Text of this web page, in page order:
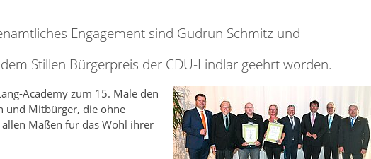
Engagement sind Gudrun Schmitz und
Stillen Bürgerpreis der CDU-Lindlar geehrt worden.
Academy zum 15. Male den
und Mitbürger, die ohne
Maßen für das Wohl ihrer